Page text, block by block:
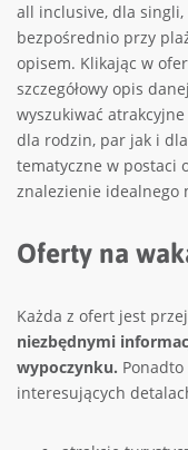
all inclusive, dla singli,
bezpośrednio przy
opisem. Klikając w
szczegółowy opis
wyszukiwać
dla rodzin, par jak i
tematyczne w postaci
znalezienie idealnego
Oferty na
Każda z ofert jest
niezbędnymi
wypoczynku.
interesujących